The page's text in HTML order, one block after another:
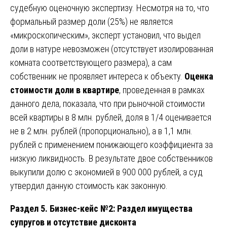
судебную оценочную экспертизу. Несмотря на то, что
формальный размер доли (25%) не является
«микроскопическим», эксперт установил, что выдел
доли в натуре невозможен (отсутствует изолированная
комната соответствующего размера), а сам
собственник не проявляет интереса к объекту. Оценка
стоимости доли в квартире, проведенная в рамках
данного дела, показала, что при рыночной стоимости
всей квартиры в 8 млн. рублей, доля в 1/4 оценивается
не в 2 млн. рублей (пропорционально), а в 1,1 млн.
рублей с применением понижающего коэффициента за
низкую ликвидность. В результате двое собственников
выкупили долю с экономией в 900 000 рублей, а суд
утвердил данную стоимость как законную.
Раздел 5. Бизнес-кейс №2: Раздел имущества
супругов и отсутствие дисконта